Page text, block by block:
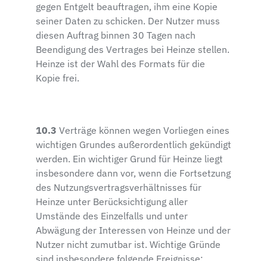
gegen Entgelt beauftragen, ihm eine Kopie
seiner Daten zu schicken. Der Nutzer muss
diesen Auftrag binnen 30 Tagen nach
Beendigung des Vertrages bei Heinze stellen.
Heinze ist der Wahl des Formats für die
Kopie frei.
10.3 Verträge können wegen Vorliegen eines
wichtigen Grundes außerordentlich gekündigt
werden. Ein wichtiger Grund für Heinze liegt
insbesondere dann vor, wenn die Fortsetzung
des Nutzungsvertragsverhältnisses für
Heinze unter Berücksichtigung aller
Umstände des Einzelfalls und unter
Abwägung der Interessen von Heinze und der
Nutzer nicht zumutbar ist. Wichtige Gründe